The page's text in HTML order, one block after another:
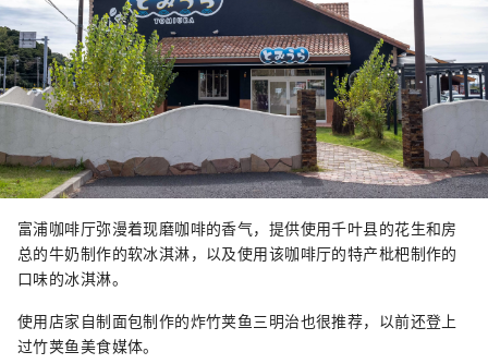
富浦咖啡厅弥漫着现磨咖啡的香气，提供使用千叶县的花生和房
总的牛奶制作的软冰淇淋，以及使用该咖啡厅的特产枇杷制作的
口味的冰淇淋。
使用店家自制面包制作的炸竹荚鱼三明治也很推荐，以前还登上
过竹荚鱼美食媒体。